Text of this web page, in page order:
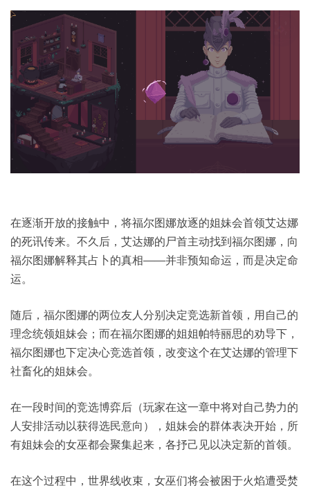
在逐渐开放的接触中，将福尔图娜放逐的姐妹会首领艾达娜
的死讯传来。不久后，艾达娜的尸首主动找到福尔图娜，向
福尔图娜解释其占卜的真相——并非预知命运，而是决定命
运。
随后，福尔图娜的两位友人分别决定竞选新首领，用自己的
理念统领姐妹会；而在福尔图娜的姐姐帕特丽思的劝导下，
福尔图娜也下定决心竞选首领，改变这个在艾达娜的管理下
社畜化的姐妹会。
在一段时间的竞选博弈后（玩家在这一章中将对自己势力的
人安排活动以获得选民意向），姐妹会的群体表决开始，所
有姐妹会的女巫都会聚集起来，各抒己见以决定新的首领。
在这个过程中，世界线收束，女巫们将会被困于火焰遭受焚